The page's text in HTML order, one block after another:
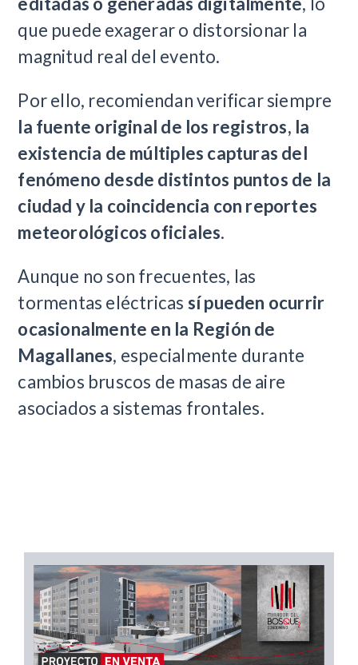
que puede exagerar o distorsionar la
magnitud real del evento.
Por ello, recomiendan verificar siempre
la fuente original de los registros, la
existencia de múltiples capturas del
fenómeno desde distintos puntos de la
ciudad y la coincidencia con reportes
meteorológicos oficiales.
Aunque no son frecuentes, las
tormentas eléctricas sí pueden ocurrir
ocasionalmente en la Región de
Magallanes, especialmente durante
cambios bruscos de masas de aire
asociados a sistemas frontales.